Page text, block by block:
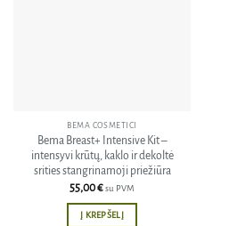
BEMA COSMETICI
Bema Breast+ Intensive Kit –
intensyvi krūtų, kaklo ir dekoltė
srities stangrinamoji priežiūra
55,00€su PVM
Į KREPŠELĮ